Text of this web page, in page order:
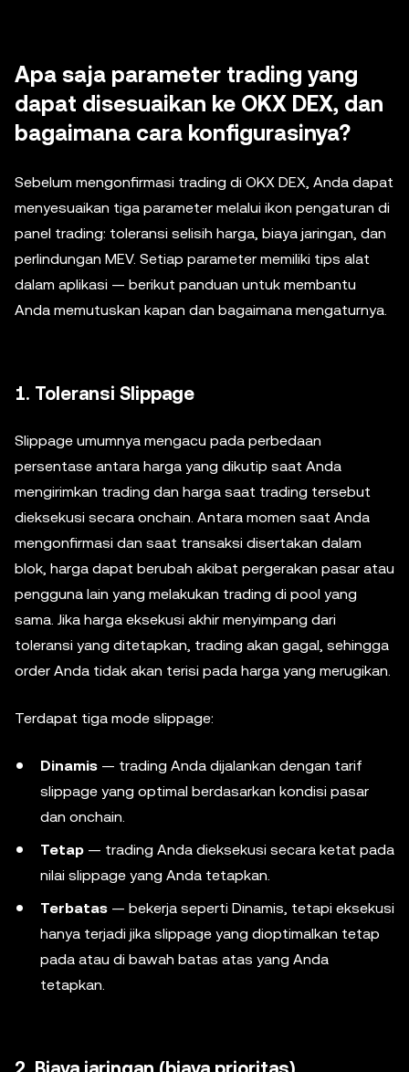
Apa saja parameter trading yang
dapat disesuaikan ke OKX DEX, dan
bagaimana cara konfigurasinya?
Sebelum mengonfirmasi trading di OKX DEX, Anda dapat
menyesuaikan tiga parameter melalui ikon pengaturan di
panel trading: toleransi selisih harga, biaya jaringan, dan
perlindungan MEV. Setiap parameter memiliki tips alat
dalam aplikasi — berikut panduan untuk membantu
Anda memutuskan kapan dan bagaimana mengaturnya.
1. Toleransi Slippage
Slippage umumnya mengacu pada perbedaan
persentase antara harga yang dikutip saat Anda
mengirimkan trading dan harga saat trading tersebut
dieksekusi secara onchain. Antara momen saat Anda
mengonfirmasi dan saat transaksi disertakan dalam
blok, harga dapat berubah akibat pergerakan pasar atau
pengguna lain yang melakukan trading di pool yang
sama. Jika harga eksekusi akhir menyimpang dari
toleransi yang ditetapkan, trading akan gagal, sehingga
order Anda tidak akan terisi pada harga yang merugikan.
Terdapat tiga mode slippage:
Dinamis — trading Anda dijalankan dengan tarif
slippage yang optimal berdasarkan kondisi pasar
dan onchain.
Tetap — trading Anda dieksekusi secara ketat pada
nilai slippage yang Anda tetapkan.
Terbatas — bekerja seperti Dinamis, tetapi eksekusi
hanya terjadi jika slippage yang dioptimalkan tetap
pada atau di bawah batas atas yang Anda
tetapkan.